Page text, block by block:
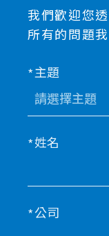
我們歡迎您
所有的問題
主題
姓名
公司